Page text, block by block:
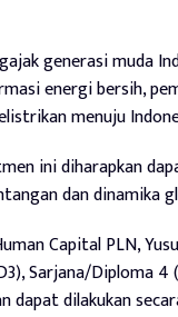
generasi muda
energi bersih,
menuju
ini diharapkan
dan dinamika
Capital PLN,
Sarjana/Diploma
dapat dilakukan